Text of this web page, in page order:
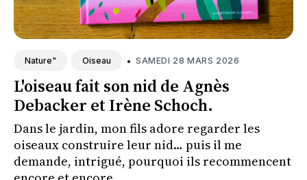
Nature" Oiseau • SAMEDI 28 MARS 2026
L'oiseau fait son nid de Agnès
Debacker et Irène Schoch.
Dans le jardin, mon fils adore regarder les
oiseaux construire leur nid… puis il me
demande, intrigué, pourquoi ils recommencent